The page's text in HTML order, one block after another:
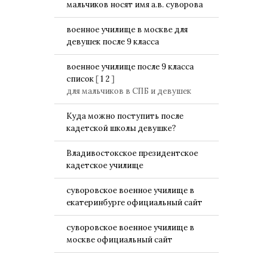
мальчиков носят имя а.в. суворова
военное училище в москве для
девушек после 9 класса
военное училище после 9 класса
список[1 2 ]
для мальчиков в СПБ и девушек
Куда можно поступить после
кадетской школы девушке?
Владивостокское президентское
кадетское училище
суворовское военное училище в
екатеринбурге официальный сайт
суворовское военное училище в
москве официальный сайт